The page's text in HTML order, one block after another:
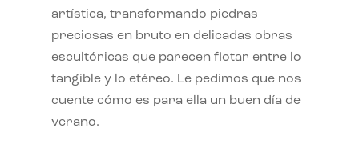
artística, transformando piedras
preciosas en bruto en delicadas obras
escultóricas que parecen flotar entre lo
tangible y lo etéreo. Le pedimos que nos
cuente cómo es para ella un buen día de
verano.